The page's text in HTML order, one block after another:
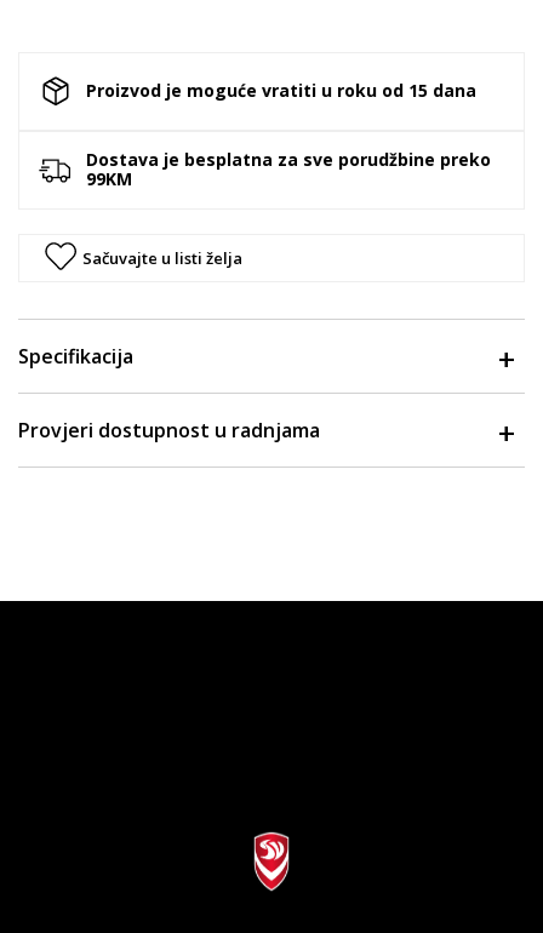
Proizvod je moguće vratiti u roku od 15 dana
Dostava je besplatna za sve porudžbine preko
99KM
Sačuvajte u listi želja
Specifikacija
Provjeri dostupnost u radnjama